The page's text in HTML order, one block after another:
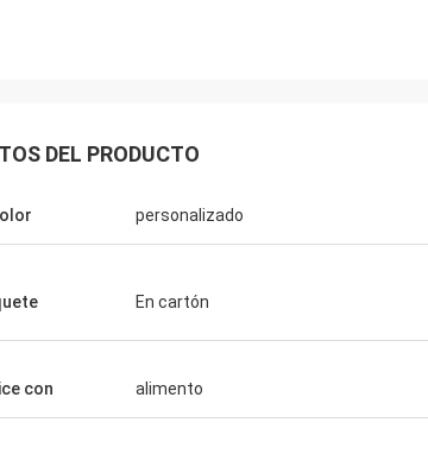
DEL PRODUCTO
personalizado
En cartón
con alimento